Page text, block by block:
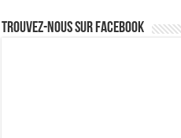
Trouvez-nous sur Facebook